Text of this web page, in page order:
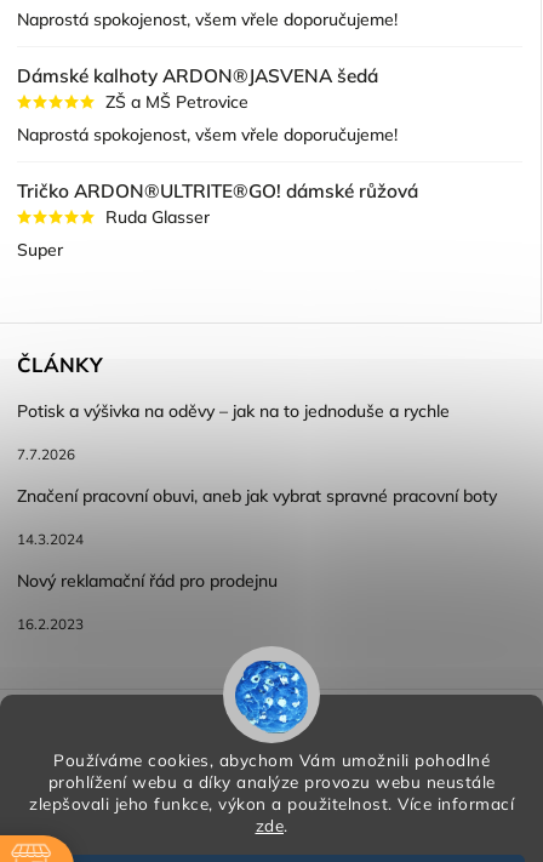
Používáme cookies, abychom Vám umožnili pohodlné
prohlížení webu a díky analýze provozu webu neustále
zlepšovali jeho funkce, výkon a použitelnost. Více informací
zde.
Naprostá spokojenost, všem vřele doporučujeme!
Dámské kalhoty ARDON®JASVENA šedá
ZŠ a MŠ Petrovice
Naprostá spokojenost, všem vřele doporučujeme!
Tričko ARDON®ULTRITE®GO! dámské růžová
Ruda Glasser
Super
ČLÁNKY
Potisk a výšivka na oděvy – jak na to jednoduše a rychle
7.7.2026
Značení pracovní obuvi, aneb jak vybrat spravné pracovní boty
14.3.2024
Nový reklamační řád pro prodejnu
16.2.2023
Reklamace a vracení zboží
Podmínky ochrany osobních údajů
Copyright 2026 HORA PP s.r.o.